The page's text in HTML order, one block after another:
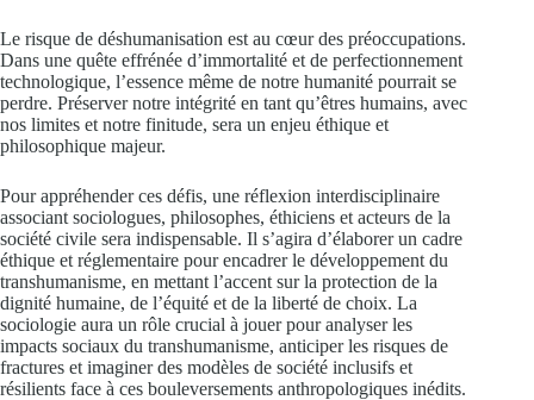
Le risque de déshumanisation est au cœur des préoccupations.
Dans une quête effrénée d’immortalité et de perfectionnement
technologique, l’essence même de notre humanité pourrait se
perdre. Préserver notre intégrité en tant qu’êtres humains, avec
nos limites et notre finitude, sera un enjeu éthique et
philosophique majeur.
Pour appréhender ces défis, une réflexion interdisciplinaire
associant sociologues, philosophes, éthiciens et acteurs de la
société civile sera indispensable. Il s’agira d’élaborer un cadre
éthique et réglementaire pour encadrer le développement du
transhumanisme, en mettant l’accent sur la protection de la
dignité humaine, de l’équité et de la liberté de choix. La
sociologie aura un rôle crucial à jouer pour analyser les
impacts sociaux du transhumanisme, anticiper les risques de
fractures et imaginer des modèles de société inclusifs et
résilients face à ces bouleversements anthropologiques inédits.